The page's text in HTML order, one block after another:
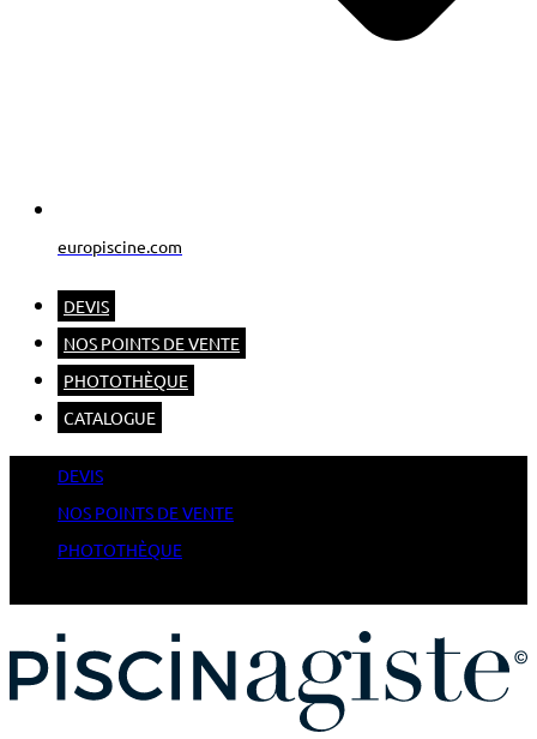
europiscine.com
DEVIS
NOS POINTS DE VENTE
PHOTOTHÈQUE
CATALOGUE
DEVIS
NOS POINTS DE VENTE
PHOTOTHÈQUE